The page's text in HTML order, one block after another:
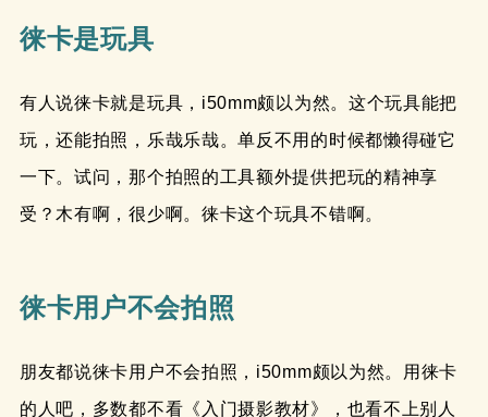
徕卡是玩具
有人说徕卡就是玩具，i50mm颇以为然。这个玩具能把
玩，还能拍照，乐哉乐哉。单反不用的时候都懒得碰它
一下。试问，那个拍照的工具额外提供把玩的精神享
受？木有啊，很少啊。徕卡这个玩具不错啊。
徕卡用户不会拍照
朋友都说徕卡用户不会拍照，i50mm颇以为然。用徕卡
的人吧，多数都不看《入门摄影教材》，也看不上别人